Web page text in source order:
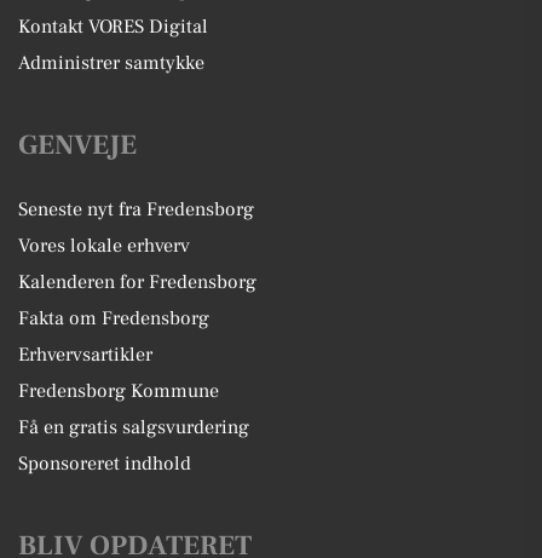
Kontakt VORES Digital
Administrer samtykke
GENVEJE
Seneste nyt fra Fredensborg
Vores lokale erhverv
Kalenderen for Fredensborg
Fakta om Fredensborg
Erhvervsartikler
Fredensborg Kommune
Få en gratis salgsvurdering
Sponsoreret indhold
BLIV OPDATERET